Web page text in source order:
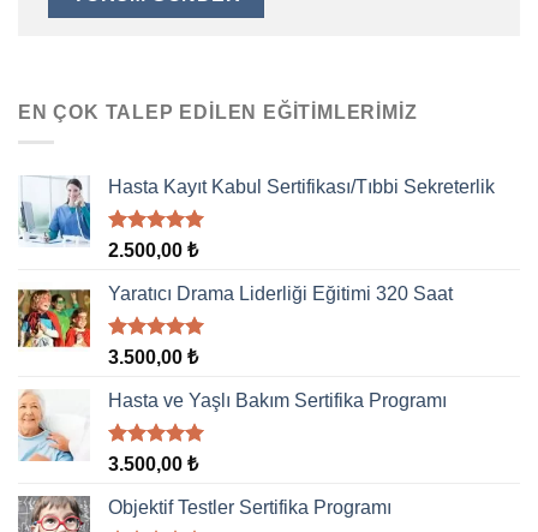
EN ÇOK TALEP EDILEN EĞITIMLERIMIZ
Hasta Kayıt Kabul Sertifikası/Tıbbi Sekreterlik
5 üzerinden
aldı
2.500,00 ₺
Yaratıcı Drama Liderliği Eğitimi 320 Saat
5 üzerinden
aldı
3.500,00 ₺
Hasta ve Yaşlı Bakım Sertifika Programı
5 üzerinden
aldı
3.500,00 ₺
Objektif Testler Sertifika Programı